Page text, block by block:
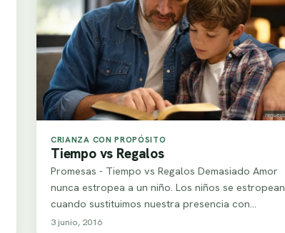
CRIANZA CON PROPÓSITO
Tiempo vs Regalos
Promesas - Tiempo vs Regalos Demasiado Amor
nunca estropea a un niño. Los niños se estropean
cuando sustituimos nuestra presencia con
regalos.…
3 junio, 2016